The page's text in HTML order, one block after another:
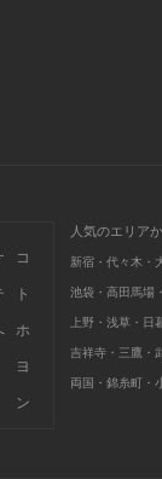
コ
ト
ホ
ヨ
ン
人気のエリア
新宿・代々木・
池袋・高田馬場
上野・浅草・日
吉祥寺・三鷹・
両国・錦糸町・